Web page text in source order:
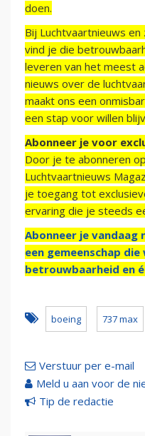
doen.
Bij Luchtvaartnieuws
vind je die
leveren van het meest
nieuws over de
maakt ons een
een stap voor willen
Abonneer je voor
Door je te abonneren
Luchtvaartnieuws
je toegang tot
ervaring die je steeds
Abonneer je vandaag
een gemeenschap
betrouwbaarheid en
boeing 737 max
Verstuur per e-mail
Meld u aan voor de
Tip de redactie